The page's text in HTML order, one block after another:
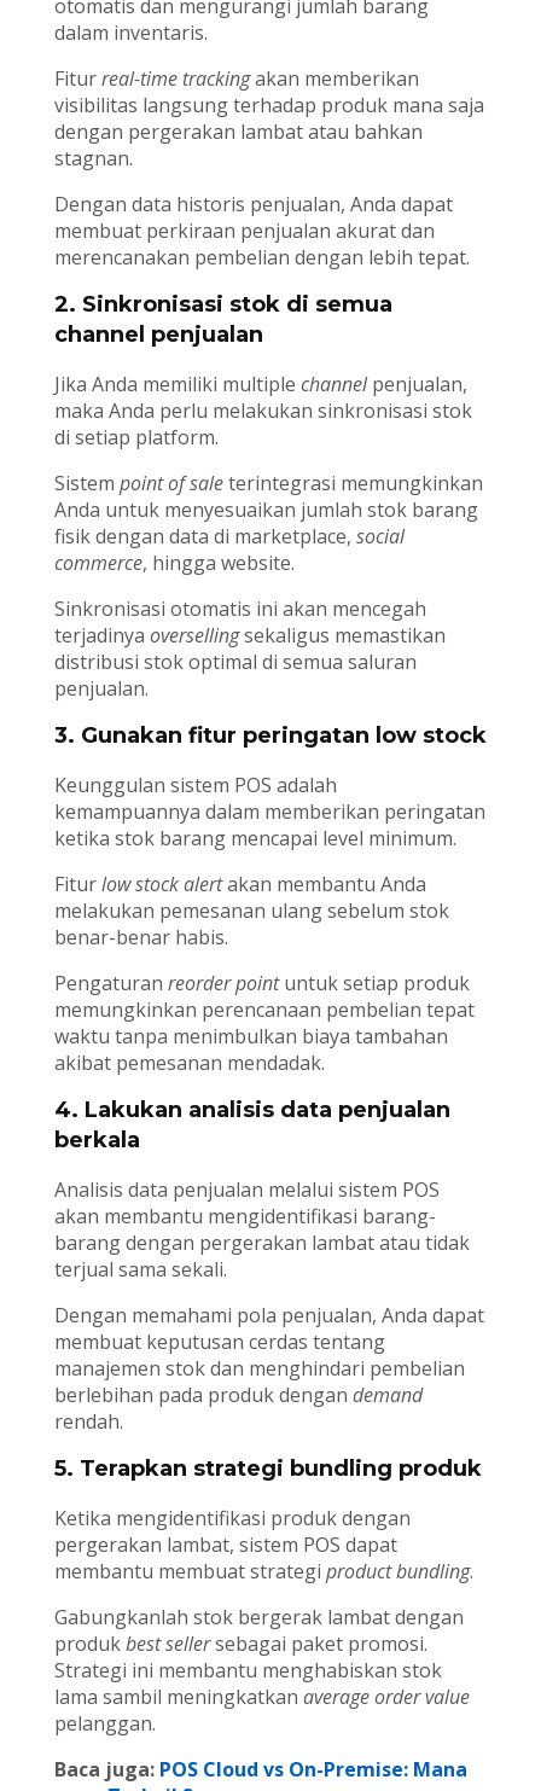
otomatis dan mengurangi jumlah barang
dalam inventaris.
Fiturreal-time trackingakan memberikan
visibilitas langsung terhadap produk mana saja
dengan pergerakan lambat atau bahkan
stagnan.
Dengan data historis penjualan, Anda dapat
membuat perkiraan penjualan akurat dan
merencanakan pembelian dengan lebih tepat.
2. Sinkronisasi stok di semua
channel penjualan
Jika Anda memiliki multiple channelpenjualan,
maka Anda perlu melakukan sinkronisasi stok
di setiap platform.
Sistem point of saleterintegrasi memungkinkan
Anda untuk menyesuaikan jumlah stok barang
fisik dengan data di marketplace, social
commerce, hingga website.
Sinkronisasi otomatis ini akan mencegah
terjadinya oversellingsekaligus memastikan
distribusi stok optimal di semua saluran
penjualan.
3. Gunakan fitur peringatan low stock
Keunggulan sistem POS adalah
kemampuannya dalam memberikan peringatan
ketika stok barang mencapai level minimum.
Fiturlow stock alertakan membantu Anda
melakukan pemesanan ulang sebelum stok
benar-benar habis.
Pengaturan reorder pointuntuk setiap produk
memungkinkan perencanaan pembelian tepat
waktu tanpa menimbulkan biaya tambahan
akibat pemesanan mendadak.
4. Lakukan analisis data penjualan
berkala
Analisis data penjualan melalui sistem POS
akan membantu mengidentifikasi barang-
barang dengan pergerakan lambat atau tidak
terjual sama sekali.
Dengan memahami pola penjualan, Anda dapat
membuat keputusan cerdas tentang
manajemen stok dan menghindari pembelian
berlebihan pada produk dengan demand
rendah.
5. Terapkan strategi bundling produk
Ketika mengidentifikasi produk dengan
pergerakan lambat, sistem POS dapat
membantu membuat strategi product bundling.
Gabungkanlah stok bergerak lambat dengan
produkbest sellersebagai paket promosi.
Strategi ini membantu menghabiskan stok
lama sambil meningkatkan average order value
pelanggan.
Baca juga: POS Cloud vs On-Premise: Mana